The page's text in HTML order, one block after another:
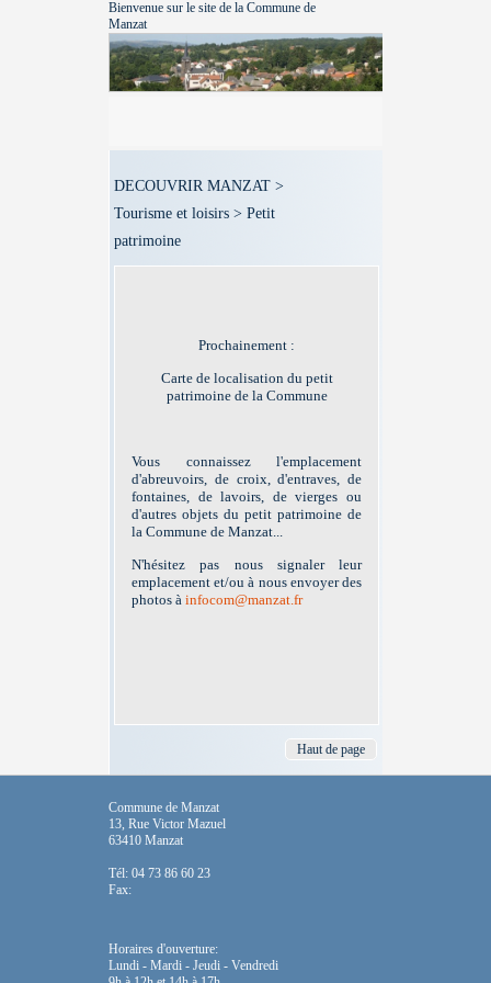
Bienvenue sur le site de la Commune de
Manzat
DECOUVRIR MANZAT >
Tourisme et loisirs > Petit
patrimoine
Prochainement :
Carte de localisation du petit
patrimoine de la Commune
Vous connaissez l'emplacement
d'abreuvoirs, de croix, d'entraves, de
fontaines, de lavoirs, de vierges ou
d'autres objets du petit patrimoine de
la Commune de Manzat...
N'hésitez pas nous signaler leur
emplacement et/ou à nous envoyer des
photos à infocom@manzat.fr
Haut de page
Commune de Manzat
13, Rue Victor Mazuel
63410 Manzat
Tél: 04 73 86 60 23
Fax:
Horaires d'ouverture:
Lundi - Mardi - Jeudi - Vendredi